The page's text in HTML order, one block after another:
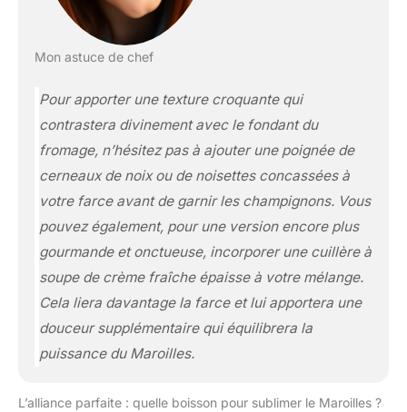
Mon astuce de chef
Pour apporter une texture croquante qui
contrastera divinement avec le fondant du
fromage, n’hésitez pas à ajouter une poignée de
cerneaux de noix ou de noisettes concassées à
votre farce avant de garnir les champignons. Vous
pouvez également, pour une version encore plus
gourmande et onctueuse, incorporer une cuillère à
soupe de crème fraîche épaisse à votre mélange.
Cela liera davantage la farce et lui apportera une
douceur supplémentaire qui équilibrera la
puissance du Maroilles.
L’alliance parfaite : quelle boisson pour sublimer le Maroilles ?